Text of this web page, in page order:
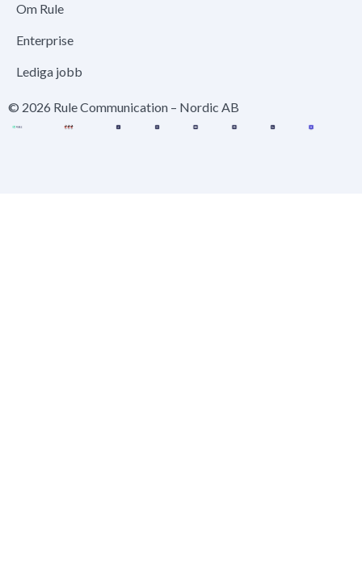
Om Rule
Enterprise
Lediga jobb
© 2026 Rule Communication – Nordic AB